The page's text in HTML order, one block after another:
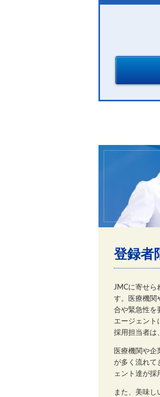
登録者
JMCに寄せら
す。医療機関
合や緊急性を
エージェント
採用担当者は
医療機関や
が多く流れて
ェント達が採
また、美味し